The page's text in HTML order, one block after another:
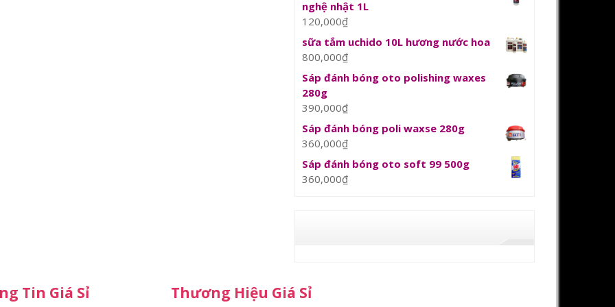
nghệ nhật 1L
120,000₫
sữa tắm uchido 10L hương nước hoa
800,000₫
Sáp đánh bóng oto polishing waxes
280g
390,000₫
Sáp đánh bóng poli waxse 280g
360,000₫
Sáp đánh bóng oto soft 99 500g
360,000₫
Tin Giá Sỉ Thương Hiệu Giá Sỉ